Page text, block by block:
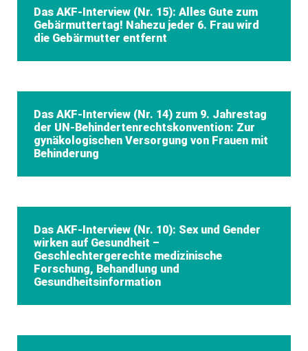
Das AKF-Interview (Nr. 15): Alles Gute zum
Gebärmuttertag! Nahezu jeder 6. Frau wird
die Gebärmutter entfernt
Das AKF-Interview (Nr. 14) zum 9. Jahrestag
der UN-Behindertenrechtskonvention: Zur
gynäkologischen Versorgung von Frauen mit
Behinderung
Das AKF-Interview (Nr. 10): Sex und Gender
wirken auf Gesundheit –
Geschlechtergerechte medizinische
Forschung, Behandlung und
Gesundheitsinformation